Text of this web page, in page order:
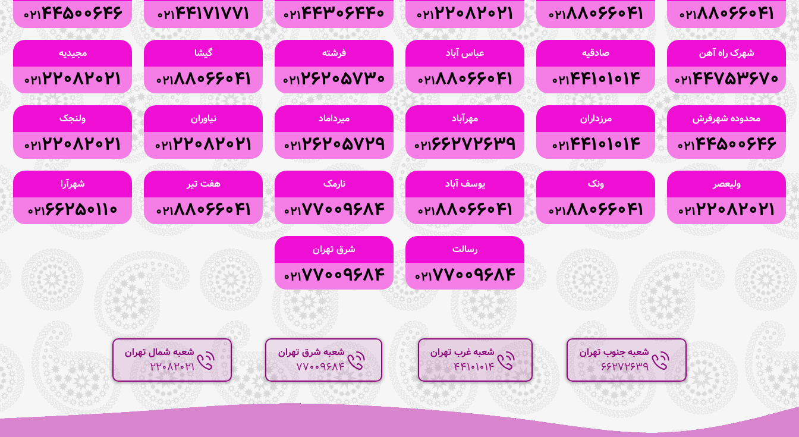
88066041
021
88066041
021
22082021
021
44306440
021
44171771
021
44500646
021
شهرک راه آهن
44753670
021
صادقیه
44101014
021
عباس آباد
88066041
021
فرشته
26205730
021
گیشا
88066041
021
مجیدیه
22082021
021
محدوده شهرفرش
44500646
021
مرزداران
44101014
021
مهرآباد
66272639
021
میرداماد
26205729
021
نیاوران
22082021
021
ولنجک
22082021
021
ولیعصر
22082021
021
ونک
88066041
021
یوسف آباد
88066041
021
نارمک
77009684
021
هفت تیر
88066041
021
شهرآرا
66250110
021
رسالت
77009684
021
شرق تهران
77009684
021
شعبه شمال تهران
22082021
شعبه شرق تهران
77009684
شعبه غرب تهران
44101014
شعبه جنوب تهران
66272639